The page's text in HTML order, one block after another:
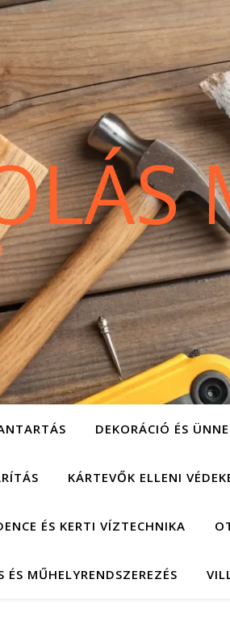
DEKORÁCIÓ ÉS
KÁRTEVŐK ELLENI
ÉS KERTI VÍZTECHNIKA
ÉS MŰHELYRENDSZEREZÉS